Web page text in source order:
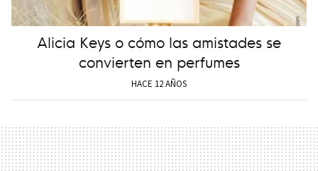
Alicia Keys o cómo las amistades se
convierten en perfumes
HACE 12 AÑOS